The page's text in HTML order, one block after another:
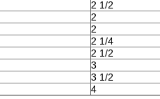
2 1/2
2
2
2 1/4
2 1/2
3
3 1/2
4